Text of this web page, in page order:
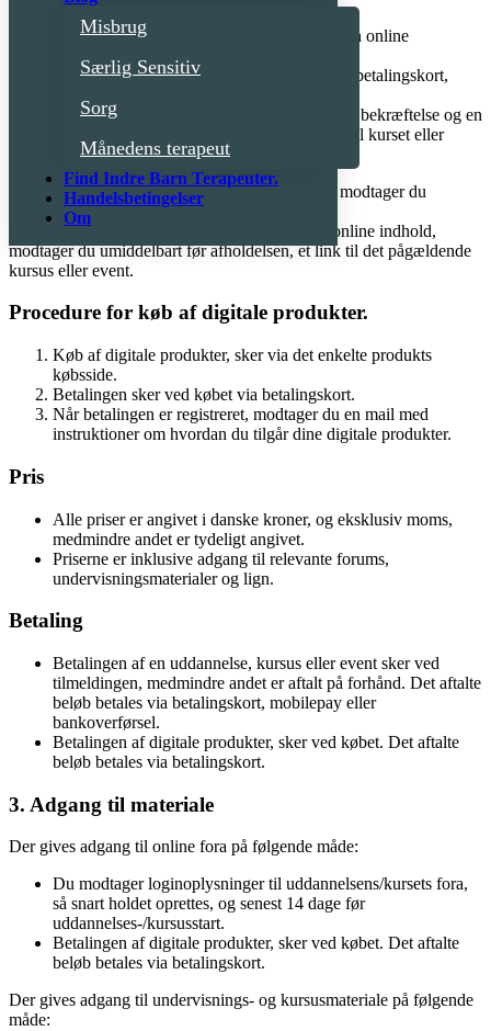
Misbrug
Særlig Sensitiv
Sorg
Månedens terapeut
Find Indre Barn Terapeuter.
Handelsbetingelser
Om
Tilmeldingen til kurser og events, sker via en online
Betalingen sker ved tilmeldingen, enten via betalingskort,
Når betalingen er registreret modtager du en bekræftelse og en
kvittering, som fungerer som adgangsbillet til kurset eller
eventet.
Indeholder kurset eller eventet online materiale, modtager du
loginoplysninger, når din betaling er registreret.
Indeholder kurset eller eventet deltagelse i live online indhold,
modtager du umiddelbart før afholdelsen, et link til det pågældende
kursus eller event.
Procedure for køb af digitale produkter.
Køb af digitale produkter, sker via det enkelte produkts
købsside.
Betalingen sker ved købet via betalingskort.
Når betalingen er registreret, modtager du en mail med
instruktioner om hvordan du tilgår dine digitale produkter.
Pris
Alle priser er angivet i danske kroner, og eksklusiv moms,
medmindre andet er tydeligt angivet.
Priserne er inklusive adgang til relevante forums,
undervisningsmaterialer og lign.
Betaling
Betalingen af en uddannelse, kursus eller event sker ved
tilmeldingen, medmindre andet er aftalt på forhånd. Det aftalte
beløb betales via betalingskort, mobilepay eller
bankoverførsel.
Betalingen af digitale produkter, sker ved købet. Det aftalte
beløb betales via betalingskort.
3. Adgang til materiale
Der gives adgang til online fora på følgende måde:
Du modtager loginoplysninger til uddannelsens/kursets fora,
så snart holdet oprettes, og senest 14 dage før
uddannelses-/kursusstart.
Betalingen af digitale produkter, sker ved købet. Det aftalte
beløb betales via betalingskort.
Der gives adgang til undervisnings- og kursusmateriale på følgende
måde: